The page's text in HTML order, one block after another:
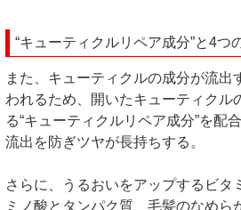
“キューティクルリペア成分”と4つ
また、キューティクルの成分が流出
われるため、開いたキューティクル
る“キューティクルリペア成分”を配
流出を防ぎツヤが長持ちする。
さらに、うるおいをアップするビタ
ミノ酸とタンパク質、毛髪のなめら